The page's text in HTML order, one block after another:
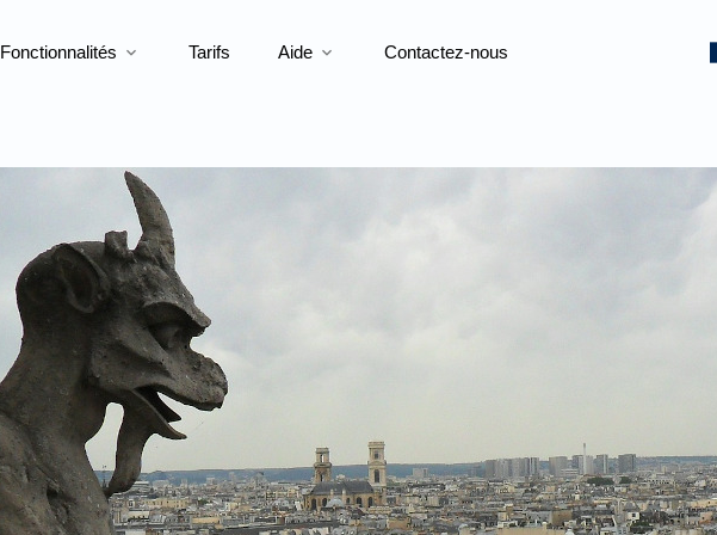
Fonctionnalités expand_more Tarifs Aide expand_more Contactez-nous